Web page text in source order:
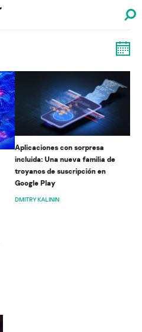
Aplicaciones con sorpresa
incluida: Una nueva familia de
troyanos de suscripción en
Google Play
DMITRY KALININ